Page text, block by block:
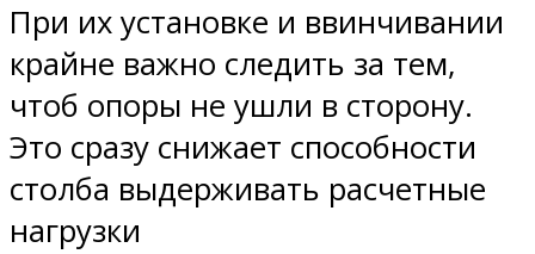
При их установке и ввинчивании
крайне важно следить за тем,
чтоб опоры не ушли в сторону.
Это сразу снижает способности
столба выдерживать расчетные
нагрузки